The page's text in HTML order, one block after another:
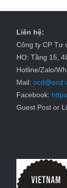
Liên hệ:
Công ty CP Tư
HO: Tầng 15,
Hotline/Zalo/
Mail:
Facebook:
Guest Post or